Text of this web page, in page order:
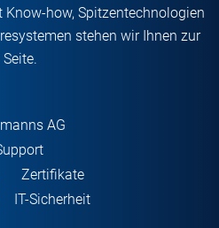
how, Spitzentechnologien
stehen wir Ihnen zur
Seite.
AG
Zertifikate
IT-Sicherheit